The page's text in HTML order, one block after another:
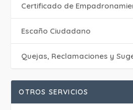
Certificado de
Escaño Ciudadano
Quejas, Reclamaciones y
OTROS SERVICIOS